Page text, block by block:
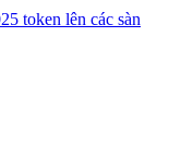
token lên các sàn